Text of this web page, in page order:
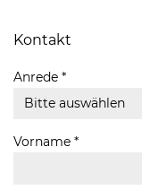
Kontakt
Anrede *
Vorname *